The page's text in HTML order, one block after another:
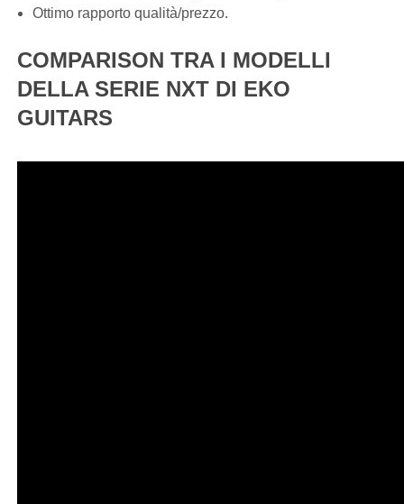
Ottimo rapporto qualità/prezzo.
COMPARISON TRA I MODELLI
DELLA SERIE NXT DI EKO
GUITARS